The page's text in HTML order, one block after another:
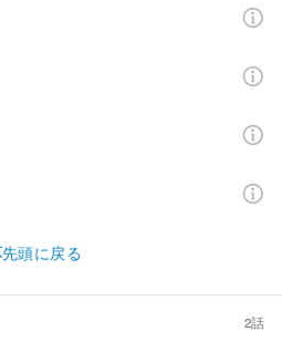
先頭に戻る
2話